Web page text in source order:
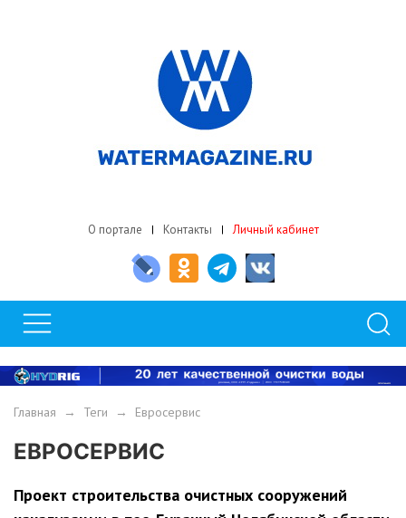
О портале Контакты Личный кабинет
Главная → Теги → Евросервис
ЕВРОСЕРВИС
Проект строительства очистных сооружений